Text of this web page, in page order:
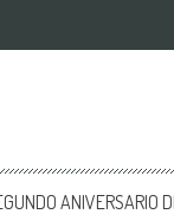
ANIVERSARIO